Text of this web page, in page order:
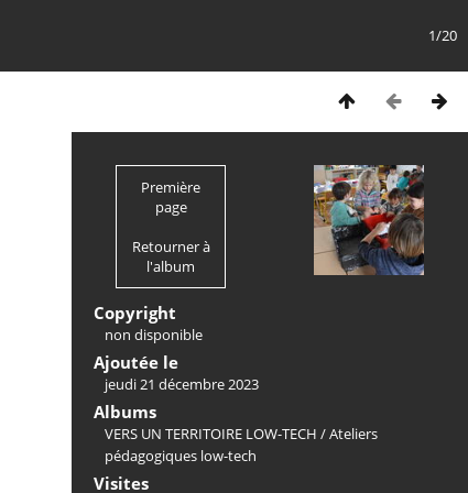
1/20
Première
page
Retourner à
l'album
Copyright
non disponible
Ajoutée le
jeudi 21 décembre 2023
Albums
VERS UN TERRITOIRE LOW-TECH /Ateliers
pédagogiques low-tech
Visites